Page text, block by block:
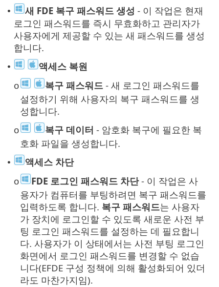
• 새 FDE 복구 패스워드 생성 - 이 작업은 현재
로그인 패스워드를 즉시 무효화하고 관리자가
사용자에게 제공할 수 있는 새 패스워드를 생성
합니다.
• 액세스 복원
o 복구 패스워드 - 새 로그인 패스워드를
설정하기 위해 사용자의 복구 패스워드를 생
성합니다.
o 복구 데이터 - 암호화 복구에 필요한 복
호화 파일을 생성합니다.
• 액세스 차단
o FDE 로그인 패스워드 차단- 이 작업은 사
용자가 컴퓨터를 부팅하려면 복구 패스워드를
입력하도록 합니다. 복구 패스워드는 사용자
가 장치에 로그인할 수 있도록 새로운 사전 부
팅 로그인 패스워드를 설정하는 데 필요합니
다. 사용자가 이 상태에서는 사전 부팅 로그인
화면에서 로그인 패스워드를 변경할 수 없습
니다(EFDE 구성 정책에 의해 활성화되어 있더
라도 마찬가지임).